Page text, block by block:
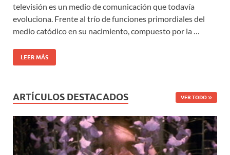
televisión es un medio de comunicación que todavía
evoluciona. Frente al trío de funciones primordiales del
medio catódico en su nacimiento, compuesto por la …
LEER MÁS
ARTÍCULOS DESTACADOS VER TODO